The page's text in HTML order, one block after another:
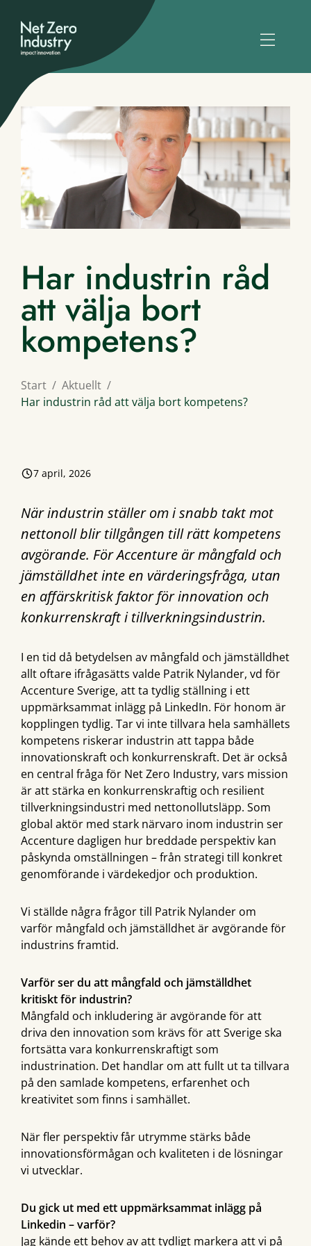
Har industrin råd
att välja bort
kompetens?
Start
Aktuellt
Har industrin råd att välja bort kompetens?
7 april, 2026
När industrin ställer om i snabb takt mot
nettonoll blir tillgången till rätt kompetens
avgörande. För Accenture är mångfald och
jämställdhet inte en värderingsfråga, utan
en affärskritisk faktor för innovation och
konkurrenskraft i tillverkningsindustrin.
I en tid då betydelsen av mångfald och jämställdhet
allt oftare ifrågasätts valde Patrik Nylander, vd för
Accenture Sverige, att ta tydlig ställning i ett
uppmärksammat inlägg på LinkedIn. För honom är
kopplingen tydlig. Tar vi inte tillvara hela samhällets
kompetens riskerar industrin att tappa både
innovationskraft och konkurrenskraft. Det är också
en central fråga för Net Zero Industry, vars mission
är att stärka en konkurrenskraftig och resilient
tillverkningsindustri med nettonollutsläpp. Som
global aktör med stark närvaro inom industrin ser
Accenture dagligen hur breddade perspektiv kan
påskynda omställningen – från strategi till konkret
genomförande i värdekedjor och produktion.
Vi ställde några frågor till Patrik Nylander om
varför mångfald och jämställdhet är avgörande för
industrins framtid.
Varför ser du att mångfald och jämställdhet
kritiskt för industrin?
Mångfald och inkludering är avgörande för att
driva den innovation som krävs för att Sverige ska
fortsätta vara konkurrenskraftigt som
industrination. Det handlar om att fullt ut ta tillvara
på den samlade kompetens, erfarenhet och
kreativitet som finns i samhället.
När fler perspektiv får utrymme stärks både
innovationsförmågan och kvaliteten i de lösningar
vi utvecklar.
Du gick ut med ett uppmärksammat inlägg på
Linkedin – varför?
Jag kände ett behov av att tydligt markera att vi på